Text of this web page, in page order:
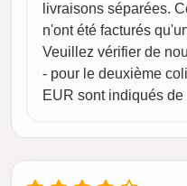
livraisons séparées.
n'ont été facturés
Veuillez vérifier de
- pour le deuxième
EUR sont indiqués de